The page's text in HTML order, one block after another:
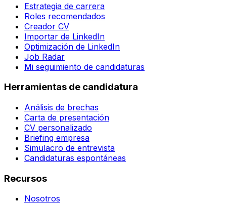
Estrategia de carrera
Roles recomendados
Creador CV
Importar de LinkedIn
Optimización de LinkedIn
Job Radar
Mi seguimiento de candidaturas
Herramientas de candidatura
Análisis de brechas
Carta de presentación
CV personalizado
Briefing empresa
Simulacro de entrevista
Candidaturas espontáneas
Recursos
Nosotros